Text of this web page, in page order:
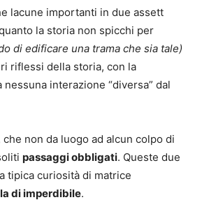
lacune importanti in due assett
la storia non spicchi per
di edificare una trama che sia tale)
riflessi della storia, con la
interazione “diversa” dal
non da luogo ad alcun colpo di
passaggi obbligati. Queste due
tipica curiosità di matrice
di imperdibile.